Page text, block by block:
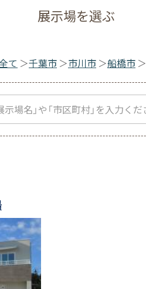
展示場を選ぶ
て 千葉市 市川市 船橋市